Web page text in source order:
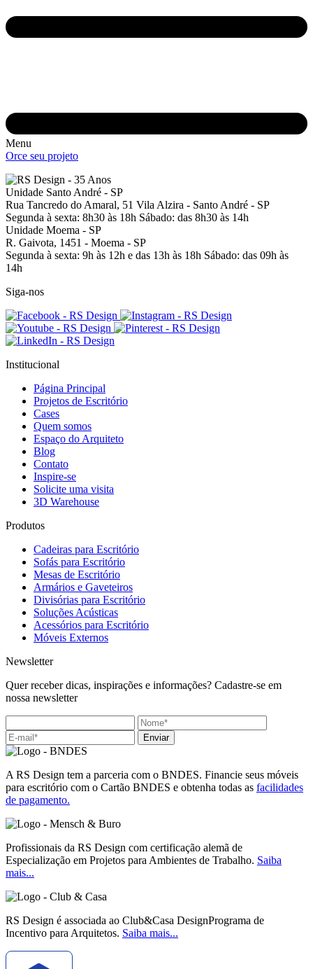
Menu
Orce seu projeto
Unidade Santo André - SP
Rua Tancredo do Amaral, 51 Vila Alzira - Santo André - SP
Segunda à sexta: 8h30 às 18h Sábado: das 8h30 às 14h
Unidade Moema - SP
R. Gaivota, 1451 - Moema - SP
Segunda à sexta: 9h às 12h e das 13h às 18h Sábado: das 09h às
14h
Siga-nos
Institucional
Página Principal
Projetos de Escritório
Cases
Quem somos
Espaço do Arquiteto
Blog
Contato
Inspire-se
Solicite uma visita
3D Warehouse
Produtos
Cadeiras para Escritório
Sofás para Escritório
Mesas de Escritório
Armários e Gaveteiros
Divisórias para Escritório
Soluções Acústicas
Acessórios para Escritório
Móveis Externos
Newsletter
Quer receber dicas, inspirações e informações? Cadastre-se em
nossa newsletter
Enviar
A RS Design tem a parceria com o BNDES. Financie seus móveis
para escritório com o Cartão BNDES e obtenha todas as facilidades
de pagamento.
Profissionais da RS Design com certificação alemã de
Especialização em Projetos para Ambientes de Trabalho. Saiba
mais...
RS Design é associada ao Club&Casa DesignPrograma de
Incentivo para Arquitetos. Saiba mais...